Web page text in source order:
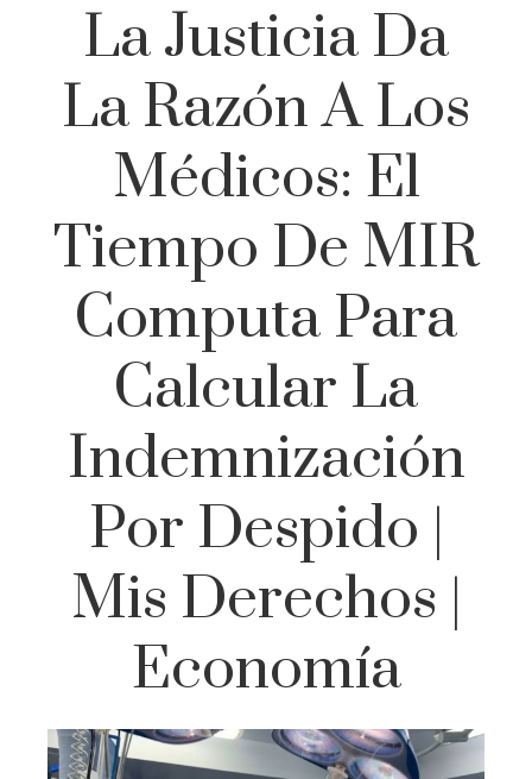
La Justicia Da
La Razón A Los
Médicos: El
Tiempo De MIR
Computa Para
Calcular La
Indemnización
Por Despido |
Mis Derechos |
Economía